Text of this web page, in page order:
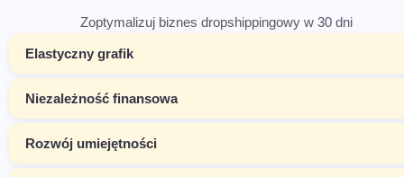
Zoptymalizuj biznes dropshippingowy w 30 dni
Elastyczny grafik
Niezależność finansowa
Rozwój umiejętności